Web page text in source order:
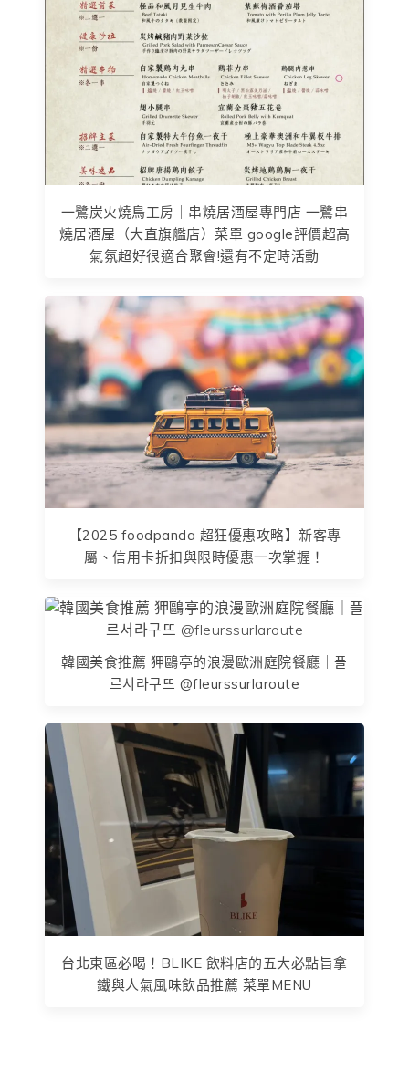
一鷺炭火燒鳥工房｜串燒居酒屋專門店 一鷺串
燒居酒屋（大直旗艦店）菜單 google評價超高
氣氛超好很適合聚會!還有不定時活動
【2025 foodpanda 超狂優惠攻略】新客專
屬、信用卡折扣與限時優惠一次掌握！
韓國美食推薦 狎鷗亭的浪漫歐洲庭院餐廳｜플
르서라구뜨 @fleurssurlaroute
台北東區必喝！BLIKE 飲料店的五大必點旨拿
鐵與人氣風味飲品推薦 菜單MENU